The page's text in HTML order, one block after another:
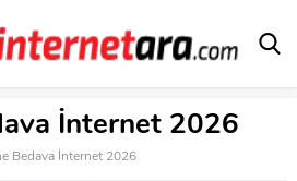
İnternet 2026
Bedava İnternet 2026